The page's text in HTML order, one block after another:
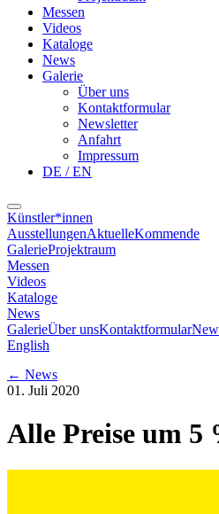
Messen
Videos
Kataloge
News
Galerie
Über uns
Kontaktformular
Newsletter
Anfahrt
Impressum
DE / EN
Künstler*innen
AusstellungenAktuelleKommende
GalerieProjektraum
Messen
Videos
Kataloge
News
GalerieÜber unsKontaktformular
English
← News
01. Juli 2020
Alle Preise um 5